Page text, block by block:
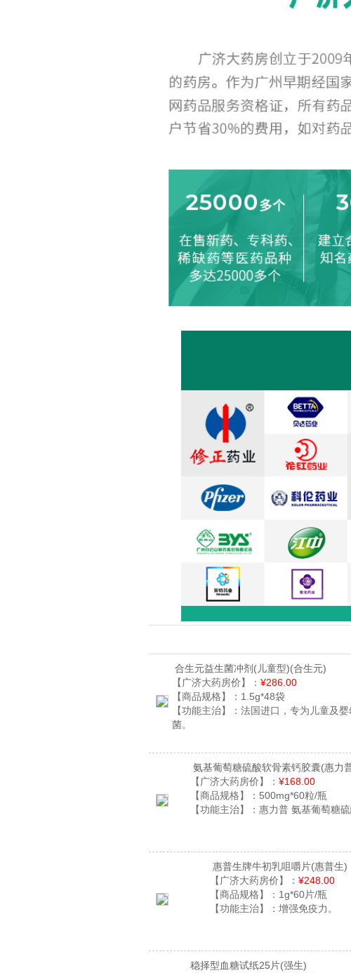
合生元益生菌冲剂(儿童型)(合生元)
【广济大药房价】： ¥286.00
【商品规格】： 1.5g*48袋
【功能主治】： 法国进口，专为儿童及
菌。
氨基葡萄糖硫酸软骨素钙胶囊(惠力
【广济大药房价】： ¥168.00
【商品规格】： 500mg*60粒/瓶
【功能主治】： 惠力普 氨基葡萄糖硫
惠普生牌牛初乳咀嚼片(惠普生)
【广济大药房价】： ¥248.00
【商品规格】： 1g*60片/瓶
【功能主治】： 增强免疫力。
稳择型血糖试纸25片(强生)